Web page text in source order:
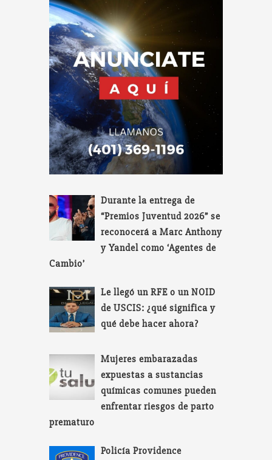
Durante la entrega de
“Premios Juventud 2026” se
reconocerá a Marc Anthony
y Yandel como ‘Agentes de
Cambio’
Le llegó un RFE o un NOID
de USCIS: ¿qué significa y
qué debe hacer ahora?
Mujeres embarazadas
expuestas a sustancias
químicas comunes pueden
enfrentar riesgos de parto
prematuro
Policía Providence